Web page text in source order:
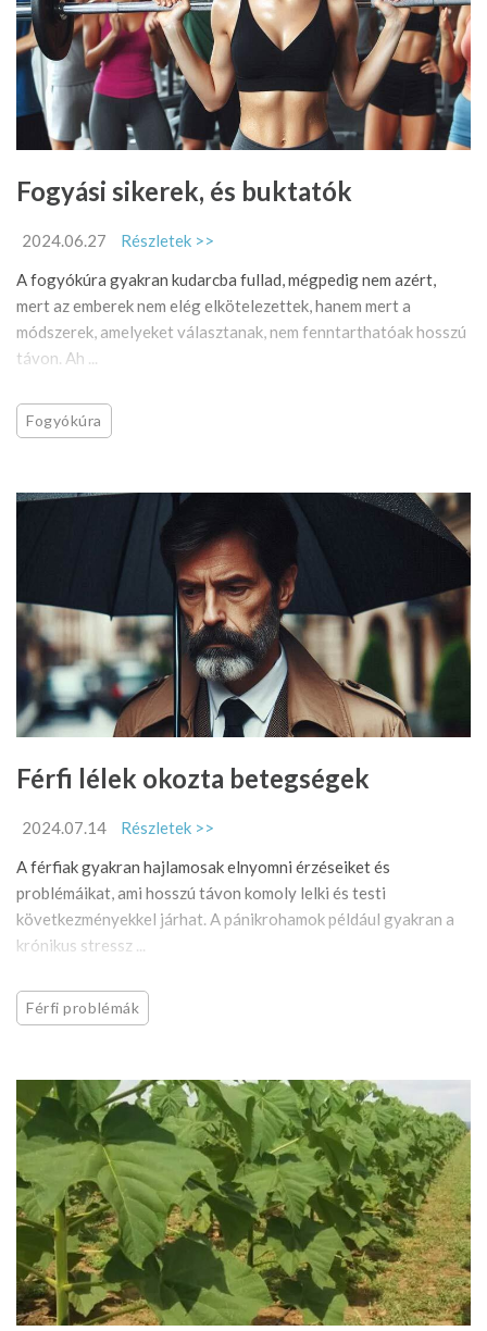
Fogyási sikerek, és buktatók
2024.06.27
Részletek >>
A fogyókúra gyakran kudarcba fullad, mégpedig nem azért,
mert az emberek nem elég elkötelezettek, hanem mert a
módszerek, amelyeket választanak, nem fenntarthatóak hosszú
távon. Ah ...
Fogyókúra
Férfi lélek okozta betegségek
2024.07.14
Részletek >>
A férfiak gyakran hajlamosak elnyomni érzéseiket és
problémáikat, ami hosszú távon komoly lelki és testi
következményekkel járhat. A pánikrohamok például gyakran a
krónikus stressz ...
Férfi problémák